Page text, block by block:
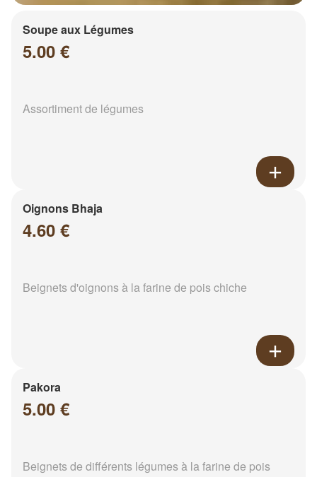
Soupe aux Légumes
5.00 €
Assortiment de légumes
Oignons Bhaja
4.60 €
Beignets d'oignons à la farine de pois chiche
Pakora
5.00 €
Beignets de différents légumes à la farine de pois